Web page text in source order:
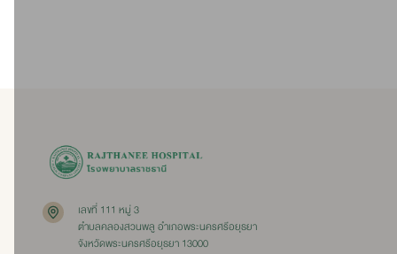
เลขที่ 111 หมู่ 3
ตำบลคลองสวนพลู อำเภอพระนครศรีอยุธยา
จังหวัดพระนครศรีอยุธยา 13000